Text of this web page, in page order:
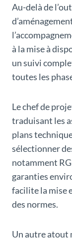
Au-delà de
à la mise à
un suivi
toutes les
Le chef de
traduisant les
plans
sélectionner
notamment
garanties
facilite la mise
des normes.
Un autre atout